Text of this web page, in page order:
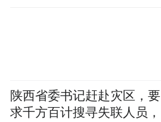
陕西省委书记赶赴灾区，要
求千方百计搜寻失联人员，